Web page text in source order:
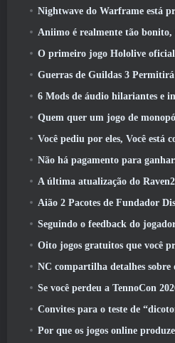
Nightwave do Warframe está prestes
Aniimo é realmente tão
O primeiro jogo Hololive oficial
Guerras de Guildas 3 Permitirá que os jogadores experimentem o
6 Mods de áudio hilariantes e
Quem quer um jogo de monopólio do
Você pediu por eles, Você está conseguindo.
Não há pagamento para ganhar. Apenas
A última atualização do Raven2 apresenta sistema de despertar de habilidades,
Aião 2 Pacotes de Fundador Disponíveis para Compra,
Seguindo o feedback do jogador, Os jogadores clássicos de
Oito jogos gratuitos que você provavelmente
NC compartilha detalhes sobre o
Se você perdeu a TennoCon 2026, Digital
Convites para o teste de “dicotomia” do
Por que os jogos online produzem animes